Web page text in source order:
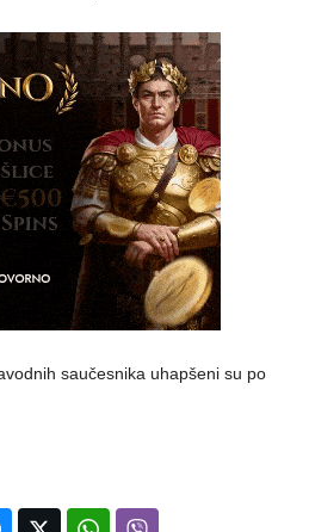
saučesnika uhapšeni su po